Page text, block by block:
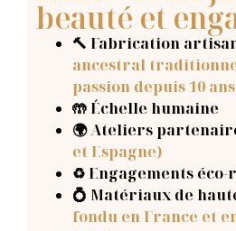
beauté et
🔨 Fabrication
ancestral
passion depuis 10 ans
🤲 Échelle humaine
🌍 Ateliers
et Espagne)
♻️ Engagements éco-
💍 Matériaux de
fondu en France et